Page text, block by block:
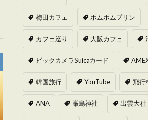
梅田カフェ ポムポムプリン
カフェ巡り 大阪カフェ
ビックカメラSuicaカード
韓国旅行 YouTube 飛行
ANA 厳島神社 出雲大社